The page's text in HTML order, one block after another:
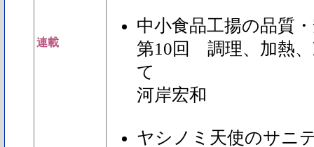
連載
中小食品工揚の品質
第10回 調理、加熱
て
河岸宏和
ヤシノミ天使のサニ